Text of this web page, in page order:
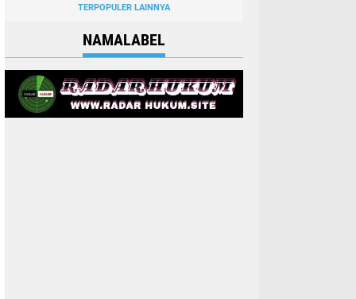
TERPOPULER LAINNYA
NAMALABEL